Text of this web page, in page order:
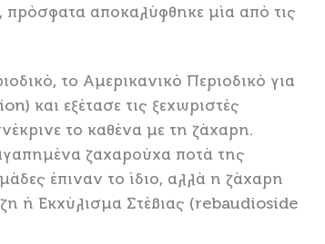
πρόσφατα αποκαλύφθηκε μία από τις
το Αμερικανικό Περιοδικό για
και εξέτασε τις ξεχωριστές
το καθένα με τη ζάχαρη.
ζαχαρούχα ποτά της
έπιναν το ίδιο, αλλά η ζάχαρη
ή Εκχύλισμα Στέβιας (rebaudioside